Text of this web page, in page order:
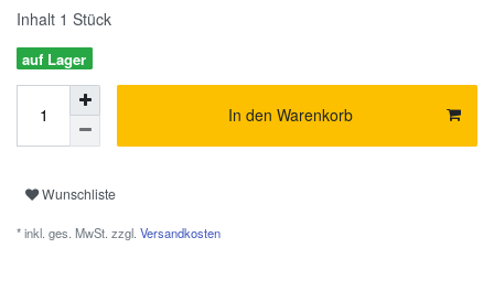
Inhalt 1 Stück
auf Lager
In den Warenkorb
Wunschliste
* inkl. ges. MwSt. zzgl. Versandkosten